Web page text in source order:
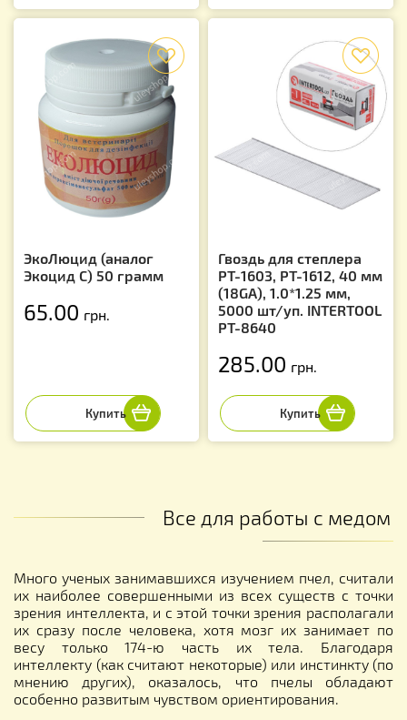
ЭкоЛюцид (аналог
Экоцид С) 50 грамм
65.00 грн.
Гвоздь для степлера
PT-1603, PT-1612, 40 мм
(18GA), 1.0*1.25 мм,
5000 шт/уп. INTERTOOL
PT-8640
285.00 грн.
Все для работы с медом
Много ученых занимавшихся изучением пчел, считали
их наиболее совершенными из всех существ с точки
зрения интеллекта, и с этой точки зрения располагали
их сразу после человека, хотя мозг их занимает по
весу только 174-ю часть их тела. Благодаря
интеллекту (как считают некоторые) или инстинкту (по
мнению других), оказалось, что пчелы обладают
особенно развитым чувством ориентирования.